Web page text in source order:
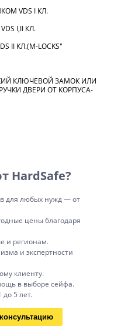
VDS I КЛ.
I,II КЛ.
КЛ.(M-LOCKS"
КЛЮЧЕВОЙ ЗАМОК ИЛИ
ДВЕРИ ОТ КОРПУСА-
HardSafe?
для любых нужд — от
цены благодаря
и регионам.
и экспертности
клиенту.
в выборе сейфа.
5 лет.